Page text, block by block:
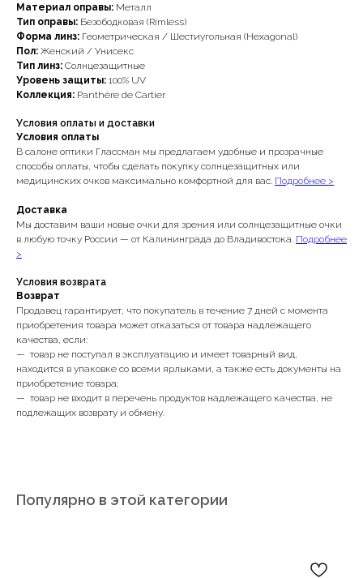
Материал оправы: Металл
Тип оправы: Безободковая (Rimless)
Форма линз: Геометрическая / Шестиугольная (Hexagonal)
Пол: Женский / Унисекс
Тип линз: Солнцезащитные
Уровень защиты: 100% UV
Коллекция: Panthère de Cartier
Условия оплаты и доставки
Условия оплаты
В салоне оптики Глассман мы предлагаем удобные и прозрачные
способы оплаты, чтобы сделать покупку солнцезащитных или
медицинских очков максимально комфортной для вас. Подробнее >
Доставка
Мы доставим ваши новые очки для зрения или солнцезащитные очки
в любую точку России — от Калининграда до Владивостока. Подробнее
>
Условия возврата
Возврат
Продавец гарантирует, что покупатель в течение 7 дней с момента
приобретения товара может отказаться от товара надлежащего
качества, если:
— товар не поступал в эксплуатацию и имеет товарный вид,
находится в упаковке со всеми ярлыками, а также есть документы на
приобретение товара;
— товар не входит в перечень продуктов надлежащего качества, не
подлежащих возврату и обмену.
Популярно в этой категории